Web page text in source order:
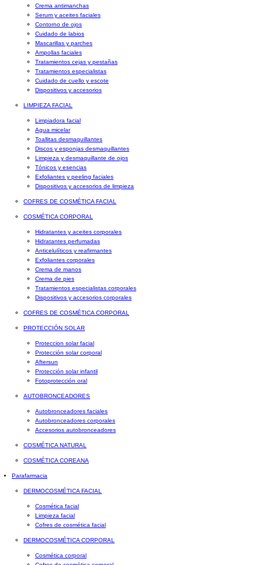
Crema antimanchas
Serum y aceites faciales
Contorno de ojos
Cuidado de labios
Mascarillas y parches
Ampollas faciales
Tratamientos cejas y pestañas
Tratamientos especialistas
Cuidado de cuello y escote
Dispositivos y accesorios
LIMPIEZA FACIAL
Limpiadora facial
Agua micelar
Toallitas desmaquillantes
Discos y esponjas desmaquillantes
Limpieza y desmaquillante de ojos
Tónicos y esencias
Exfoliantes y peeling faciales
Dispositivos y accesorios de limpieza
COFRES DE COSMÉTICA FACIAL
COSMÉTICA CORPORAL
Hidratantes y aceites corporales
Hidratantes perfumadas
Anticelulíticos y reafirmantes
Exfoliantes corporales
Crema de manos
Crema de pies
Tratamientos especialistas corporales
Dispositivos y accesorios corporales
COFRES DE COSMÉTICA CORPORAL
PROTECCIÓN SOLAR
Proteccion solar facial
Protección solar corporal
Aftersun
Protección solar infantil
Fotoprotección oral
AUTOBRONCEADORES
Autobronceadores faciales
Autobronceadores corporales
Accesorios autobronceadores
COSMÉTICA NATURAL
COSMÉTICA COREANA
Parafarmacia
DERMOCOSMÉTICA FACIAL
Cosmética facial
Limpieza facial
Cofres de cosmética facial
DERMOCOSMÉTICA CORPORAL
Cosmética corporal